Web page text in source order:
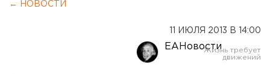
← НОВОСТИ
11 ИЮЛЯ 2013 В 14:00
ЕАНовости